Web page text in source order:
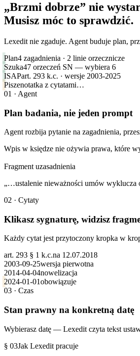
„Brzmi dobrze” nie
Musisz móc to sprawdzić.
Lexedit nie zgaduje. Agent buduje plan,
Plan4 zagadnienia · 2 linie orzecznicze
Szuka47 orzeczeń SN — wybiera 6
ISAPart. 293 k.c. · wersje 2003-2025
Piszenotatka z cytatami…
01 · Agent
Plan badania, nie jeden prompt
Agent rozbija pytanie na zagadnienia,
Wpis w księdze nie ożywia prawa, które
Fragment uzasadnienia
„…ustalenie nieważności umów
02 · Cytaty
Klikasz sygnaturę, widzisz
Każdy cytat jest przytoczony kropka w
art. 293 § 1 k.c.na 12.07.2018
2003-09-25wersja pierwotna
2014-04-04nowelizacja
2024-01-01obowiązuje
03 · Czas
Stan prawny na konkretną datę
Wybierasz datę — Lexedit czyta tekst
§ 03Jak Lexedit pracuje